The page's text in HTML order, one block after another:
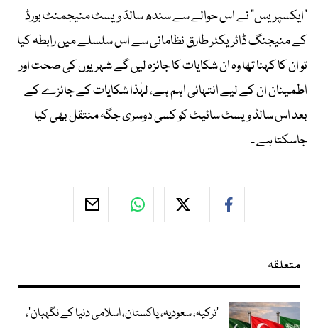
"ایکسپریس" نے اس حوالے سے سندھ سالڈ ویسٹ منیجمنٹ بورڈ
کے منیجنگ ڈائریکٹر طارق نظامانی سے اس سلسلے میں رابطہ کیا
تو ان کا کہنا تھا وہ ان شکایات کا جائزہ لیں گے شہریوں کی صحت اور
اطمینان ان کے لیے انتہائی اہم ہے، لہٰذا شکایات کے جائزے کے
بعد اس سالڈ ویسٹ سائیٹ کو کسی دوسری جگہ منتقل بھی کیا
جاسکتا ہے ۔
متعلقہ
‘ترکیہ، سعودیہ، پاکستان، اسلامی دنیا کے نگہبان’،